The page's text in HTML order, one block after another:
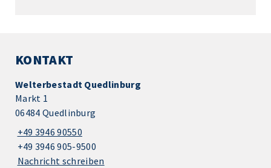
KONTAKT
Welterbestadt Quedlinburg
Markt 1
06484 Quedlinburg
+49 3946 90550
+49 3946 905-9500
Nachricht schreiben